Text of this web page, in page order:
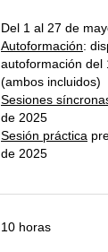
Del 1 al 27 de
Autoformación:
autoformación del
(ambos incluidos)
Sesiones
de 2025
Sesión práctica
de 2025
10 horas